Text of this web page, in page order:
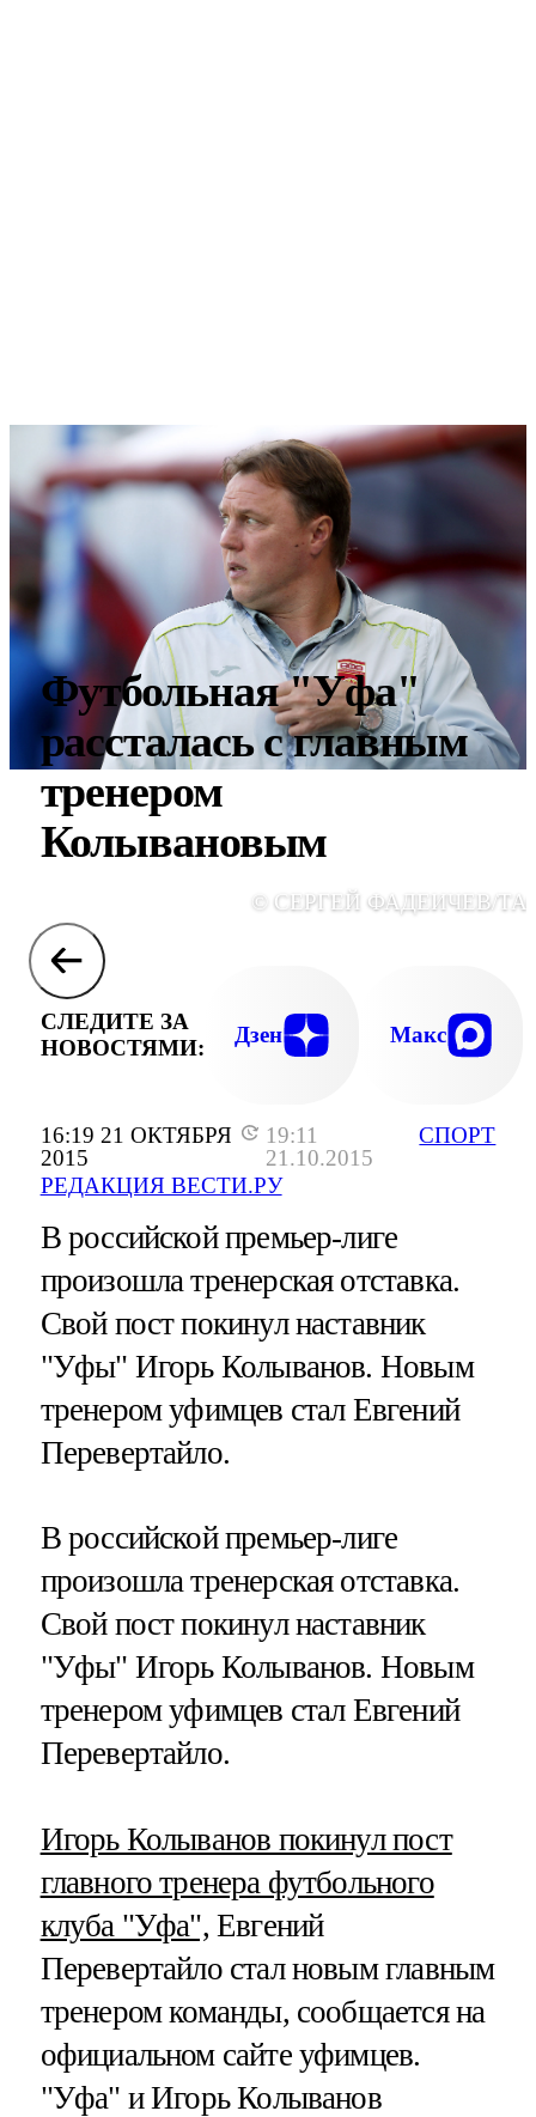
16:19 21 ОКТЯБРЯ
2015
19:11
21.10.2015
РЕДАКЦИЯ ВЕСТИ.РУ
СПОРТ
Футбольная "Уфа"
рассталась с главным
тренером
Колывановым
© СЕРГЕЙ ФАДЕИЧЕВ/
СЛЕДИТЕ ЗА
НОВОСТЯМИ:
Дзен Макс
В российской премьер-лиге
произошла тренерская отставка.
Свой пост покинул наставник
"Уфы" Игорь Колыванов. Новым
тренером уфимцев стал Евгений
Перевертайло.
В российской премьер-лиге
произошла тренерская отставка.
Свой пост покинул наставник
"Уфы" Игорь Колыванов. Новым
тренером уфимцев стал Евгений
Перевертайло.
Игорь Колыванов покинул пост
главного тренера футбольного
клуба "Уфа", Евгений
Перевертайло стал новым главным
тренером команды, сообщается на
официальном сайте уфимцев.
"Уфа" и Игорь Колыванов